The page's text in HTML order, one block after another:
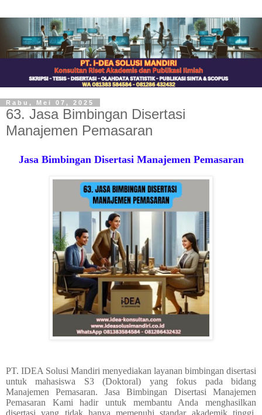
Rabu, Mei 07, 2025
63. Jasa Bimbingan Disertasi
Manajemen Pemasaran
Jasa Bimbingan Disertasi Manajemen Pemasaran
PT. IDEA Solusi Mandiri menyediakan layanan bimbingan disertasi
untuk mahasiswa S3 (Doktoral) yang fokus pada bidang
Manajemen Pemasaran. Jasa Bimbingan Disertasi Manajemen
Pemasaran Kami hadir untuk membantu Anda menghasilkan
disertasi yang tidak hanya memenuhi standar akademik tinggi,